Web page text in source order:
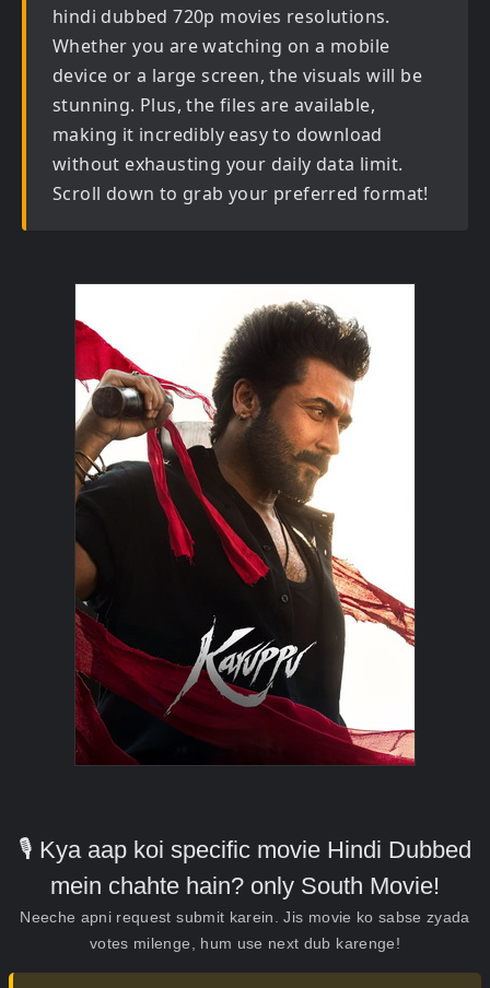
hindi dubbed 720p movies resolutions.
Whether you are watching on a mobile
device or a large screen, the visuals will be
stunning. Plus, the files are available,
making it incredibly easy to download
without exhausting your daily data limit.
Scroll down to grab your preferred format!
🎙️ Kya aap koi specific movie Hindi Dubbed
mein chahte hain? only South Movie!
Neeche apni request submit karein. Jis movie ko sabse zyada
votes milenge, hum use next dub karenge!